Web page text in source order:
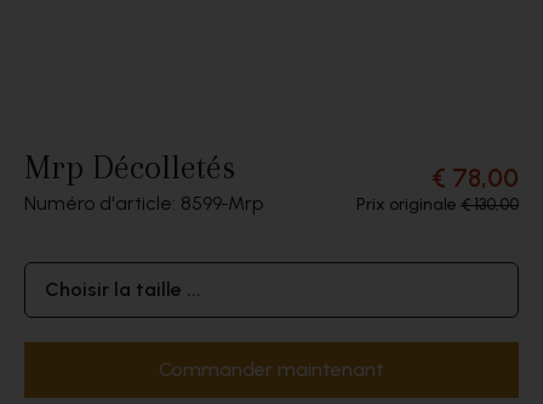
Mrp Décolletés
Numéro d'article: 8599 Mrp
€ 78,00
Prix originale € 130,00
Choisir la taille ...
Commander maintenant